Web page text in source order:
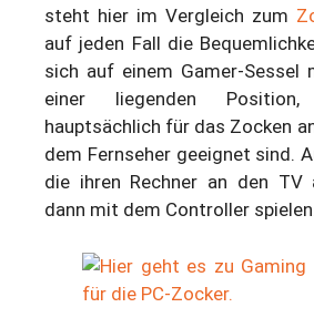
steht hier im Vergleich zum
auf jeden Fall die
sich auf einem Gamer-Sessel
einer liegenden
hauptsächlich für das Zocken
dem Fernseher geeignet sind.
die ihren Rechner an den TV
dann mit dem Controller